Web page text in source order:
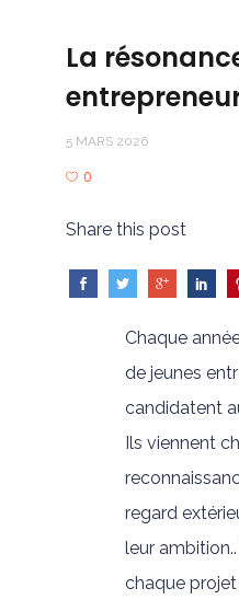
La
5 MARS 2026
0
Share this post
Chaque
de jeunes
candidatent
Ils viennent
regard
leur
chaque